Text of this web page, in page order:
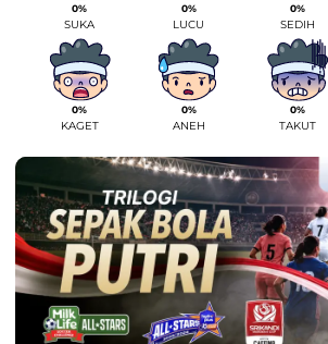
0%
SUKA
0%
LUCU
0%
SEDIH
0%
KAGET
0%
ANEH
0%
TAKUT